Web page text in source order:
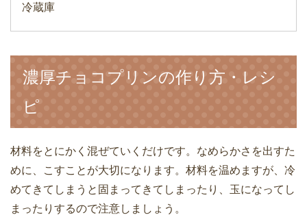
冷蔵庫
濃厚チョコプリンの作り方・レシ
ピ
材料をとにかく混ぜていくだけです。なめらかさを出すた
めに、こすことが大切になります。材料を温めますが、冷
めてきてしまうと固まってきてしまったり、玉になってし
まったりするので注意しましょう。